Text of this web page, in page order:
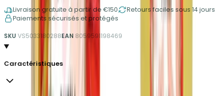
Livraison gratuite à partir de €150
Retours faciles sous 14 jours
Paiements sécurisés et protégés
SKU VS5033180288EAN 8059591198469
Caractéristiques